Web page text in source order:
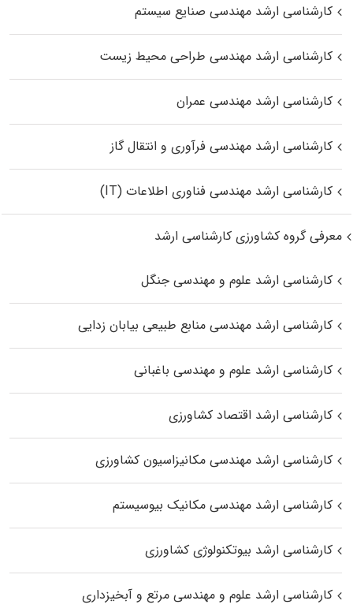
کارشناسی ارشد مهندسی صنایع سیستم
کارشناسی ارشد مهندسی طراحی محیط زیست
کارشناسی ارشد مهندسی عمران
کارشناسی ارشد مهندسی فرآوری و انتقال گاز
کارشناسی ارشد مهندسی فناوری اطلاعات (IT)
معرفی گروه کشاورزی کارشناسی ارشد
کارشناسی ارشد علوم و مهندسی جنگل
کارشناسی ارشد مهندسی منابع طبیعی بیابان زدایی
کارشناسی ارشد علوم و مهندسی باغبانی
کارشناسی ارشد اقتصاد کشاورزی
کارشناسی ارشد مهندسی مکانیزاسیون کشاورزی
کارشناسی ارشد مهندسی مکانیک بیوسیستم
کارشناسی ارشد بیوتکنولوژی کشاورزی
کارشناسی ارشد علوم و مهندسی مرتع و آبخیزداری